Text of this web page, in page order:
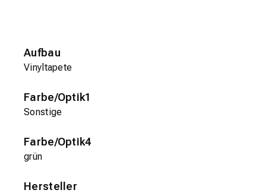
Aufbau
Vinyltapete
Farbe/Optik1
Sonstige
Farbe/Optik4
grün
Hersteller